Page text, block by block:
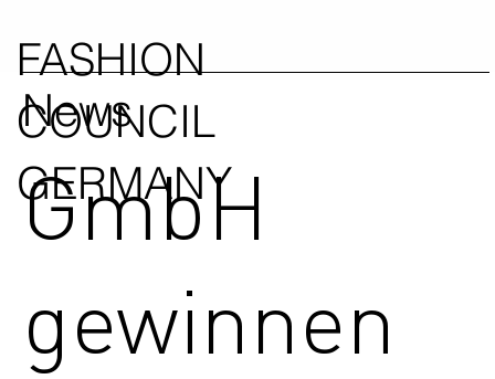
FASHION
COUNCIL
GERMANY
News
GmbH
gewinnen